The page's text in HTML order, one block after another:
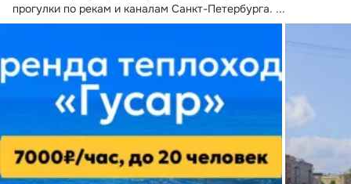
прогулки по рекам и каналам Санкт-Петербурга. ...